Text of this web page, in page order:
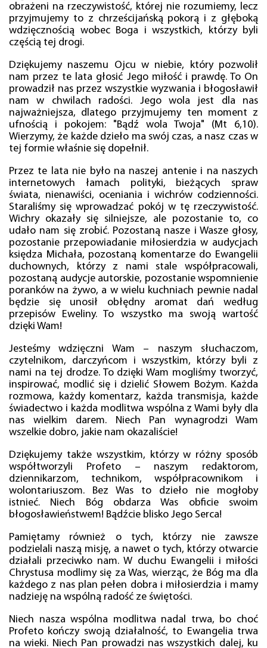
obrażeni na rzeczywistość, której nie rozumiemy, lecz
przyjmujemy to z chrześcijańską pokorą i z głęboką
wdzięcznością wobec Boga i wszystkich, którzy byli
częścią tej drogi.
Dziękujemy naszemu Ojcu w niebie, który pozwolił
nam przez te lata głosić Jego miłość i prawdę. To On
prowadził nas przez wszystkie wyzwania i błogosławił
nam w chwilach radości. Jego wola jest dla nas
najważniejsza, dlatego przyjmujemy ten moment z
ufnością i pokojem: "Bądź wola Twoja" (Mt 6,10).
Wierzymy, że każde dzieło ma swój czas, a nasz czas w
tej formie właśnie się dopełnił.
Przez te lata nie było na naszej antenie i na naszych
internetowych łamach polityki, bieżących spraw
świata, nienawiści, oceniania i wichrów codzienności.
Staraliśmy się wprowadzać pokój w tę rzeczywistość.
Wichry okazały się silniejsze, ale pozostanie to, co
udało nam się zrobić. Pozostaną nasze i Wasze głosy,
pozostanie przepowiadanie miłosierdzia w audycjach
księdza Michała, pozostaną komentarze do Ewangelii
duchownych, którzy z nami stale współpracowali,
pozostaną audycje autorskie, pozostanie wspomnienie
poranków na żywo, a w wielu kuchniach pewnie nadal
będzie się unosił obłędny aromat dań według
przepisów Eweliny. To wszystko ma swoją wartość
dzięki Wam!
Jesteśmy wdzięczni Wam – naszym słuchaczom,
czytelnikom, darczyńcom i wszystkim, którzy byli z
nami na tej drodze. To dzięki Wam mogliśmy tworzyć,
inspirować, modlić się i dzielić Słowem Bożym. Każda
rozmowa, każdy komentarz, każda transmisja, każde
świadectwo i każda modlitwa wspólna z Wami były dla
nas wielkim darem. Niech Pan wynagrodzi Wam
wszelkie dobro, jakie nam okazaliście!
Dziękujemy także wszystkim, którzy w różny sposób
współtworzyli Profeto – naszym redaktorom,
dziennikarzom, technikom, współpracownikom i
wolontariuszom. Bez Was to dzieło nie mogłoby
istnieć. Niech Bóg obdarza Was obficie swoim
błogosławieństwem! Bądźcie blisko Jego Serca!
Pamiętamy również o tych, którzy nie zawsze
podzielali naszą misję, a nawet o tych, którzy otwarcie
działali przeciwko nam. W duchu Ewangelii i miłości
Chrystusa modlimy się za Was, wierząc, że Bóg ma dla
każdego z nas plan pełen dobra i miłosierdzia i mamy
nadzieję na wspólną radość ze świętości.
Niech nasza wspólna modlitwa nadal trwa, bo choć
Profeto kończy swoją działalność, to Ewangelia trwa
na wieki. Niech Pan prowadzi nas wszystkich dalej, ku